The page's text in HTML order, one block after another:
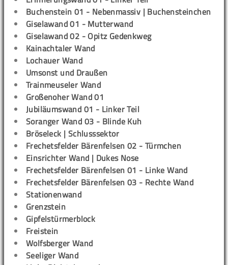
Buchenstein 01 - Nebenmassiv | Buchensteinchen
Giselawand 01 - Mutterwand
Giselawand 02 - Opitz Gedenkweg
Kainachtaler Wand
Lochauer Wand
Umsonst und Draußen
Trainmeuseler Wand
Großenoher Wand 01
Jubiläumswand 01 - Linker Teil
Soranger Wand 03 - Blinde Kuh
Bröseleck | Schlusssektor
Frechetsfelder Bärenfelsen 02 - Türmchen
Einsrichter Wand | Dukes Nose
Frechetsfelder Bärenfelsen 01 - Linke Wand
Frechetsfelder Bärenfelsen 03 - Rechte Wand
Stationenwand
Grenzstein
Gipfelstürmerblock
Freistein
Wolfsberger Wand
Seeliger Wand